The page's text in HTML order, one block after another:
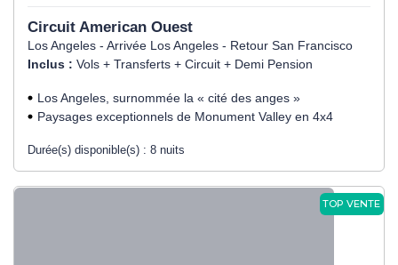
Circuit American Ouest
Los Angeles - Arrivée Los Angeles - Retour San Francisco
Inclus : Vols + Transferts + Circuit + Demi Pension
Los Angeles, surnommée la « cité des anges »
Paysages exceptionnels de Monument Valley en 4x4
Durée(s) disponible(s) : 8 nuits
TOP VENTE